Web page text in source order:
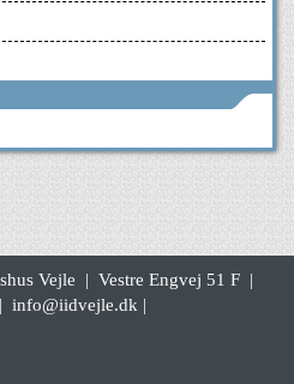
Vejle | Vestre Engvej 51 F |
info@iidvejle.dk |